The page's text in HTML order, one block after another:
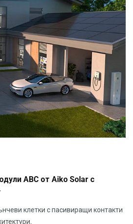
ABC от Aiko Solar с
клетки с пасивиращи контакти